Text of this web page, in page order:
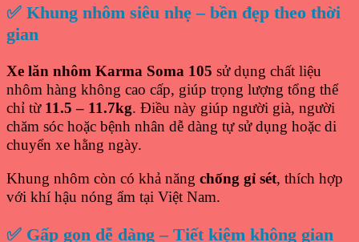
✅ Khung nhôm siêu nhẹ – bền đẹp theo thời
gian
Xe lăn nhôm Karma Soma 105 sử dụng chất liệu
nhôm hàng không cao cấp, giúp trọng lượng tổng thể
chỉ từ 11.5 – 11.7kg. Điều này giúp người già, người
chăm sóc hoặc bệnh nhân dễ dàng tự sử dụng hoặc di
chuyển xe hằng ngày.
Khung nhôm còn có khả năng chống gỉ sét, thích hợp
với khí hậu nóng ẩm tại Việt Nam.
✅ Gấp gọn dễ dàng – Tiết kiệm không gian